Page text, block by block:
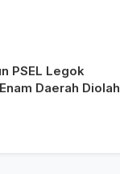
PSEL Legok
Daerah Diolah